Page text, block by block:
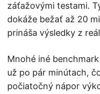
záťažovými testami.
dokáže bežať až 20
prináša výsledky z
Mnohé iné
už po pár minútach,
počiatočný nápor